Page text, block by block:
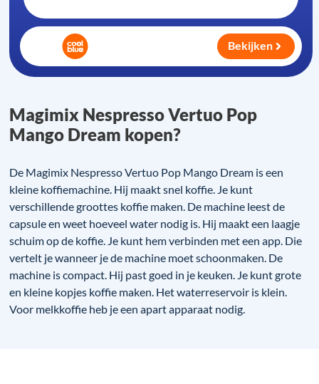
Magimix Nespresso Vertuo Pop
Mango Dream kopen?
De Magimix Nespresso Vertuo Pop Mango Dream is een
kleine koffiemachine. Hij maakt snel koffie. Je kunt
verschillende groottes koffie maken. De machine leest de
capsule en weet hoeveel water nodig is. Hij maakt een laagje
schuim op de koffie. Je kunt hem verbinden met een app. Die
vertelt je wanneer je de machine moet schoonmaken. De
machine is compact. Hij past goed in je keuken. Je kunt grote
en kleine kopjes koffie maken. Het waterreservoir is klein.
Voor melkkoffie heb je een apart apparaat nodig.
Bekijken